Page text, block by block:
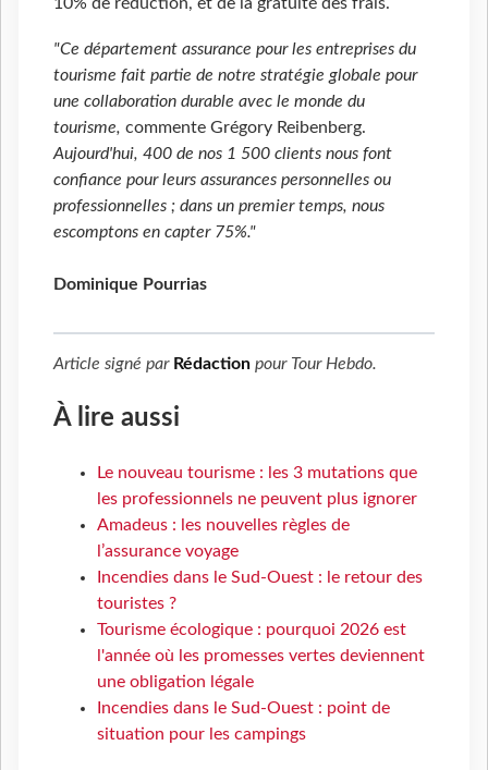
10% de réduction, et de la gratuité des frais.
"Ce département assurance pour les entreprises du
tourisme fait partie de notre stratégie globale pour
une collaboration durable avec le monde du
tourisme, commente Grégory Reibenberg.
Aujourd'hui, 400 de nos 1 500 clients nous font
confiance pour leurs assurances personnelles ou
professionnelles ; dans un premier temps, nous
escomptons en capter 75%."
Dominique Pourrias
Article signé par Rédaction pour Tour Hebdo.
À lire aussi
Le nouveau tourisme : les 3 mutations que
les professionnels ne peuvent plus ignorer
Amadeus : les nouvelles règles de
l’assurance voyage
Incendies dans le Sud-Ouest : le retour des
touristes ?
Tourisme écologique : pourquoi 2026 est
l'année où les promesses vertes deviennent
une obligation légale
Incendies dans le Sud-Ouest : point de
situation pour les campings